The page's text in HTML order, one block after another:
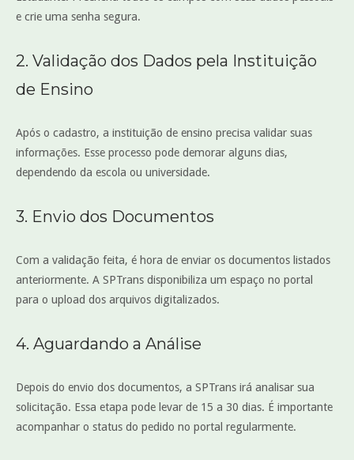
e crie uma senha segura.
2. Validação dos Dados pela Instituição
de Ensino
Após o cadastro, a instituição de ensino precisa validar suas
informações. Esse processo pode demorar alguns dias,
dependendo da escola ou universidade.
3. Envio dos Documentos
Com a validação feita, é hora de enviar os documentos listados
anteriormente. A SPTrans disponibiliza um espaço no portal
para o upload dos arquivos digitalizados.
4. Aguardando a Análise
Depois do envio dos documentos, a SPTrans irá analisar sua
solicitação. Essa etapa pode levar de 15 a 30 dias. É importante
acompanhar o status do pedido no portal regularmente.